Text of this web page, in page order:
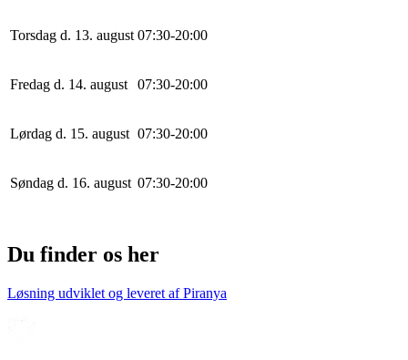
Torsdag d. 13. august 07:30-20:00
Fredag d. 14. august 07:30-20:00
Lørdag d. 15. august 07:30-20:00
Søndag d. 16. august 07:30-20:00
Du finder os her
Løsning udviklet og leveret afPiranya